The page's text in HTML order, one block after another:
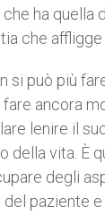
che ha quella
che affligge
si può più
fare ancora
lenire il
della vita. È
degli
paziente